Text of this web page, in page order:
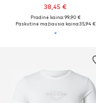
38,45 €
Pradinė kaina: 99,90 €
Paskutinė mažiausia kaina:35,94 €